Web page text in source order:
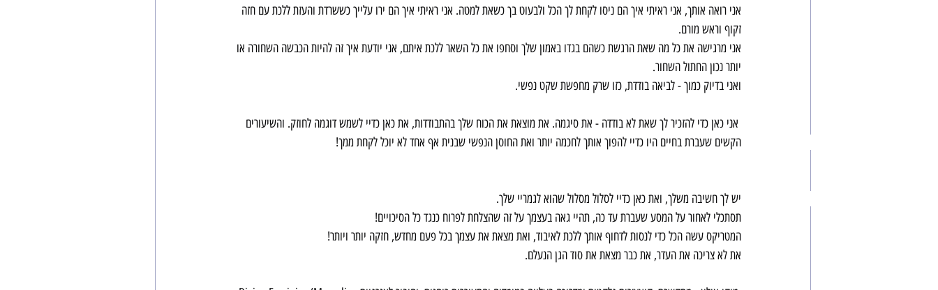
אני רואה אותך, אני ראיתי איך הם ניסו לקחת לך הכל ולבעוט בך כשאת למטה. אני ראיתי איך הם ירו עלייך כששרדת והעזת ללכת עם חזה
זקוף וראש מורם.
אני מרגישה את כל מה שאת הרגשת כשהם בגדו באמון שלך וסחפו את כל השאר ללכת איתם, אני יודעת איך זה להיות הכבשה השחורה או
יותר נכון החתול השחור.
ואני בדיוק כמוך - לביאה בודדת, כזו שרק מחפשת שקט נפשי.
אני כאן כדי להזכיר לך שאת לא בודדה - את סיגמה. את מוצאת את הכוח שלך בהתבודדות, את כאן כדיי לשמש דוגמה לחוזק. והשיעורים
הקשים שעברת בחיים היו כדיי להפוך אותך לחכמה יותר ואת החוסן הנפשי שבנית אף אחד לא יוכל לקחת ממך!
יש לך חשיבה משלך, ואת כאן כדיי לסלול מסלול שהוא לגמריי שלך.
תסתכלי לאחור על המסע שעברת עד כה, תהיי גאה בעצמך על זה שהצלחת לפרוח כנגד כל הסיכויים!
המטריקס עשה הכל כדי לנסות לדחוף אותך ללכת לאיבוד, ואת מצאת את עצמך בכל פעם מחדש, חזקה יותר ויותר!
את לא צריכה את העדר, את כבר מצאת את סוד הגן הנעלם.